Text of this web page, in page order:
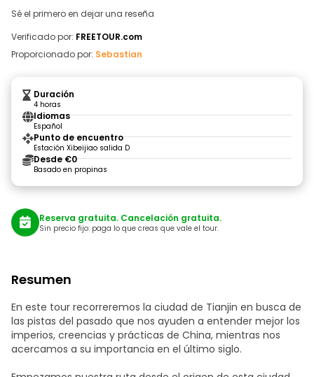
Sé el primero en dejar una reseña
Verificado por: FREETOUR.com
Proporcionado por: Sebastian
Duración
4 horas
Idiomas
Español
Punto de encuentro
Estación Xibeijiao salida D
Desde €0
Basado en propinas
Reserva gratuita. Cancelación gratuita.
Sin precio fijo: paga lo que creas que vale el tour.
Resumen
En este tour recorreremos la ciudad de Tianjin en busca de
las pistas del pasado que nos ayuden a entender mejor los
imperios, creencias y prácticas de China, mientras nos
acercamos a su importancia en el último siglo.